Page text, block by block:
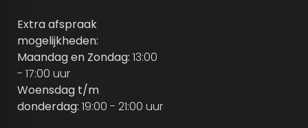
Extra afspraak
mogelijkheden:
Maandag en Zondag: 13:00
- 17:00 uur
Woensdag t/m
donderdag: 19:00 - 21:00 uur